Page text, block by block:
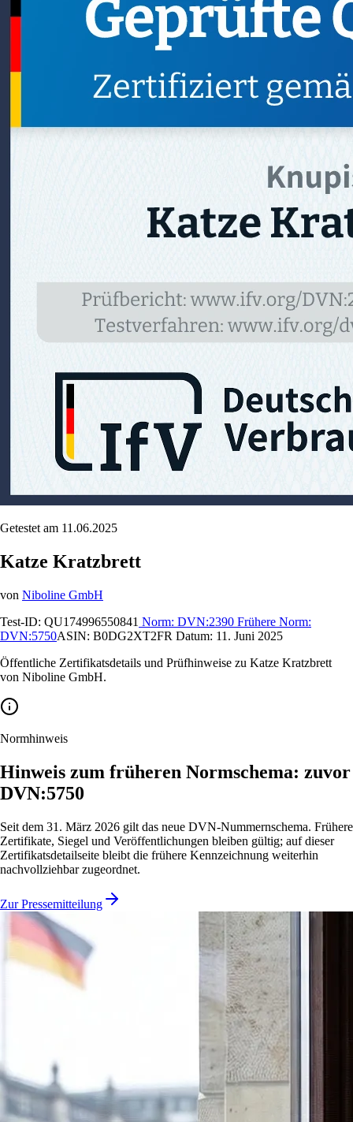
Getestet am 11.06.2025
Katze Kratzbrett
von Niboline GmbH
Test-ID: QU174996550841 Norm: DVN:2390 Frühere Norm:
DVN:5750ASIN: B0DG2XT2FR Datum: 11. Juni 2025
Öffentliche Zertifikatsdetails und Prüfhinweise zu Katze Kratzbrett
von Niboline GmbH.
Normhinweis
Hinweis zum früheren Normschema: zuvor
DVN:5750
Seit dem 31. März 2026 gilt das neue DVN-Nummernschema. Frühere
Zertifikate, Siegel und Veröffentlichungen bleiben gültig; auf dieser
Zertifikatsdetailseite bleibt die frühere Kennzeichnung weiterhin
nachvollziehbar zugeordnet.
Zur Pressemitteilung